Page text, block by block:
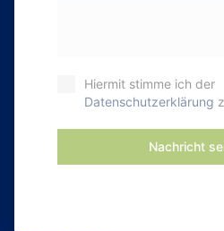
Hiermit stimme ich der
Datenschutzerklärung
Nachricht